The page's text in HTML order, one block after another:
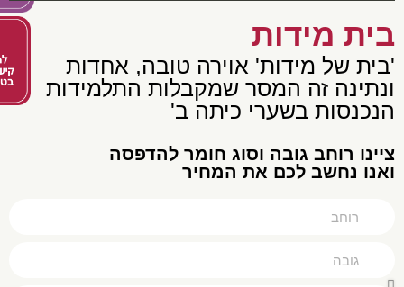
מידות
של מידות' אוירה טובה, אחדות
זה המסר שמקבלות התלמידות
בשערי כיתה ב'
רוחב גובה וסוג חומר להדפסה
נחשב לכם את המחיר